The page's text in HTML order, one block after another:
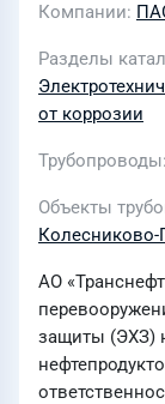
Компании
Разделы
от коррозии
Трубопроводы
Объекты
АО
защиты (ЭХЗ)